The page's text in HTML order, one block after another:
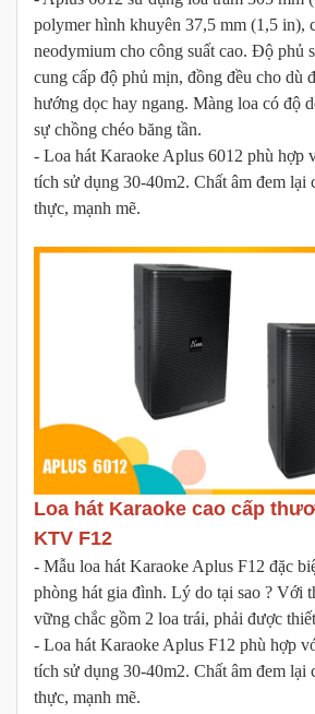
polymer hình khuyên 37,5 mm (1,5 in),
neodymium cho công suất cao. Độ phủ
cung cấp độ phủ mịn, đồng đều cho dù
hướng dọc hay ngang. Màng loa có độ
sự chồng chéo băng tần.
- Loa hát Karaoke Aplus 6012 phù hợp
tích sử dụng 30-40m2. Chất âm đem lại
thực, mạnh mẽ.
Loa hát Karaoke cao cấp
KTV F12
- Mẫu loa hát Karaoke Aplus F12 đặc
phòng hát gia đình. Lý do tại sao ? Với
vững chắc gồm 2 loa trái, phải được
- Loa hát Karaoke Aplus F12 phù hợp
tích sử dụng 30-40m2. Chất âm đem lại
thực, mạnh mẽ.